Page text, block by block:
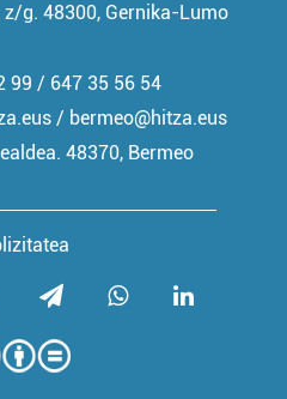
g. 48300, Gernika-Lumo
99 / 647 35 56 54
/ bermeo@hitza.eus
48370, Bermeo